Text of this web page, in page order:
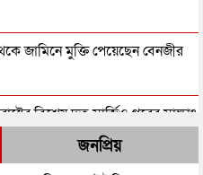
জামিনে মুক্তি পেয়েছেন বেনজীর
বিশেষ দূত সার্জিও গরের সাক্ষাৎ
জনপ্রিয়